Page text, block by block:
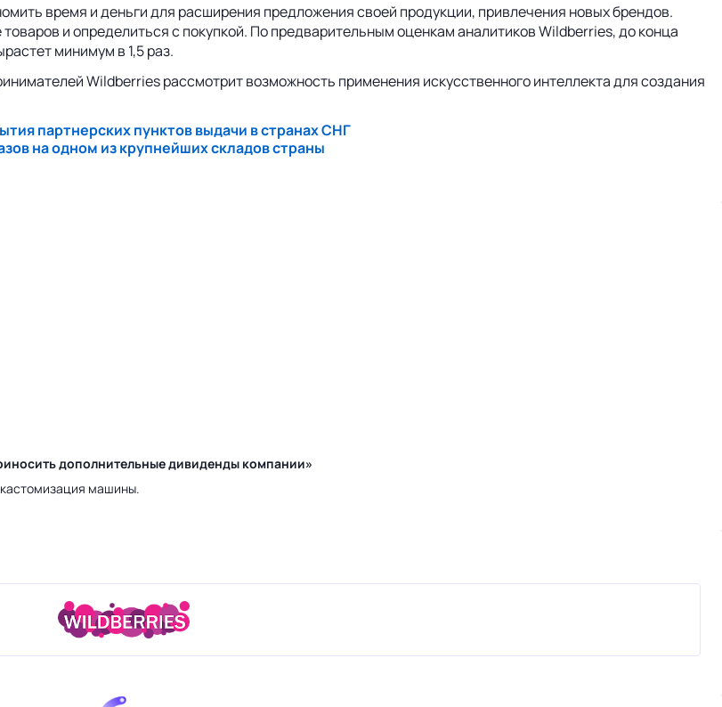
время и деньги для расширения предложения своей продукции, привлечения новых брендов.
и определиться с покупкой. По предварительным оценкам аналитиков Wildberries, до конца
минимум в 1,5 раз.
Wildberries рассмотрит возможность применения искусственного интеллекта для создания
партнерских пунктов выдачи в странах СНГ
на одном из крупнейших складов страны
дополнительные дивиденды компании»
кастомизация машины.